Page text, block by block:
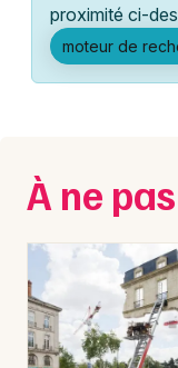
Manifestations
Foires & salons
Concerts
Sports
Soirées
Sorties famille
Marseille
Mulhouse
Nice
Paris
Strasbourg
Toulouse
proximité ci-
moteur de
À ne